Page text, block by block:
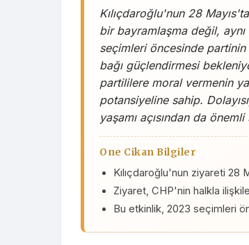
Kılıçdaroğlu'nun 28
bir bayramlaşma değil,
seçimleri öncesinde partinin
bağı güçlendirmesi
partililere moral vermenin
potansiyeline sahip.
yaşamı açısından da
One Cikan Bilgiler
Kılıçdaroğlu'nun ziyareti 28
Ziyaret, CHP'nin halkla
Bu etkinlik, 2023 seçimleri